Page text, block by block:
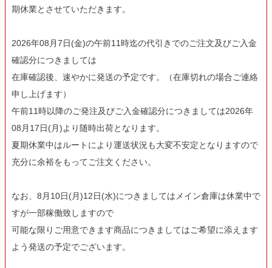
期休業とさせていただきます。
2026年08月7日(金)の午前11時迄の代引きでのご注文及びご入金
確認分につきましては
在庫確認後、速やかに発送の予定です。（在庫切れの場合ご連絡
申し上げます）
午前11時以降のご発注及びご入金確認分につきましては2026年
08月17日(月)より随時出荷となります。
夏期休業中はルートにより運送状況も大変不安定となりますので
充分に余裕をもってご注文ください。
なお、8月10日(月)12日(水)につきましてはメイン倉庫は休業中で
すが一部稼働致しますので
可能な限りご用意できます商品につきましてはご希望に添えます
よう発送の予定でございます。